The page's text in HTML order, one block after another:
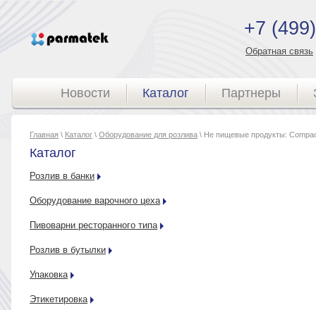
+7
Обратная связь
Новости Каталог Партнеры
Главная \ Каталог \ Оборудование для розлива \ Не пищевые продукты:
Каталог
Розлив в банки
Оборудование варочного цеха
Пивоварни ресторанного типа
Розлив в бутылки
Упаковка
Этикетировка